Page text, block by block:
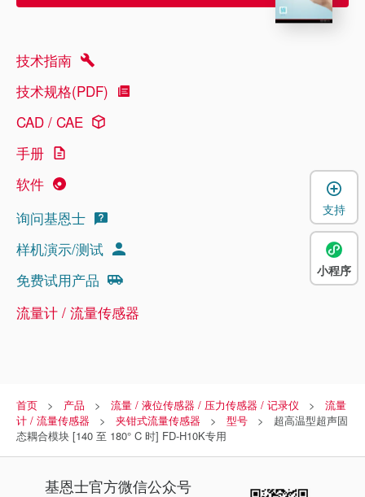
技术指南
技术规格(PDF)
CAD / CAE
手册
软件
询问基恩士
样机演示/测试
免费试用产品
流量计 / 流量传感器
首页 产品 流量 / 液位传感器 / 压力传感器 / 记录仪
流量
计 / 流量传感器
夹钳式流量传感器 型号
超高温型超声固
态耦合模块 [140 至 180° C 时] FD-H10K专用
基恩士官方微信公众号
支持
小程序